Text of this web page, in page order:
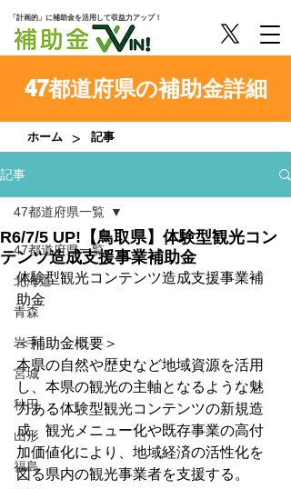
「計画的」に補助金を活用して収益力アップ！
47都道府県の補助金詳細
ホーム > 記事
記事
47都道府県一覧
北海道
青森
岩手
宮城
秋田
山形
福島
47都道府県一覧
R6/7/5 UP!【鳥取県】体験型観光コン
テンツ造成支援事業補助金
体験型観光コンテンツ造成支援事業補
助金
＜補助金概要＞
本県の自然や歴史など地域資源を活用
し、本県の観光の主軸となるような魅
力ある体験型観光コンテンツの新規造
成、観光メニュー化や既存事業の高付
加価値化により、地域経済の活性化を
図る県内の観光事業者を支援する。